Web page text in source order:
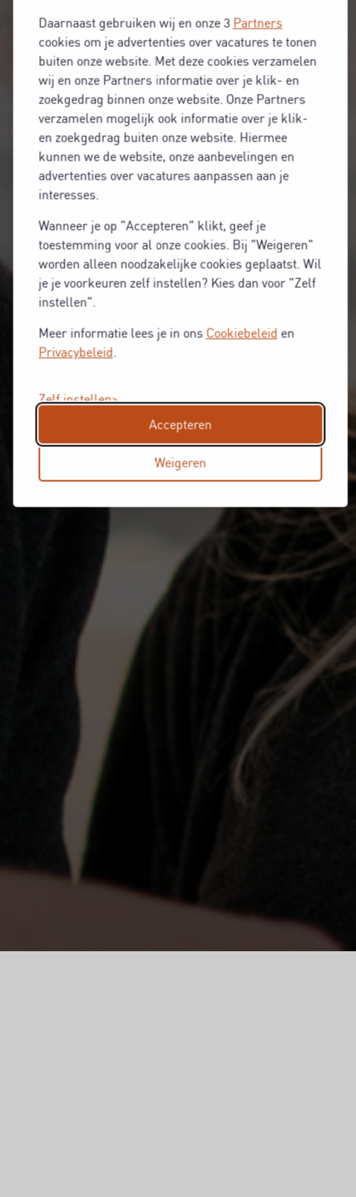
Daarnaast gebruiken wij en onze 3 Partners
cookies om je advertenties over vacatures te tonen
buiten onze website. Met deze cookies verzamelen
wij en onze Partners informatie over je klik- en
zoekgedrag binnen onze website. Onze Partners
verzamelen mogelijk ook informatie over je klik-
en zoekgedrag buiten onze website. Hiermee
kunnen we de website, onze aanbevelingen en
advertenties over vacatures aanpassen aan je
interesses.
Wanneer je op "Accepteren" klikt, geef je
toestemming voor al onze cookies. Bij "Weigeren"
worden alleen noodzakelijke cookies geplaatst. Wil
je je voorkeuren zelf instellen? Kies dan voor "Zelf
instellen".
Meer informatie lees je in ons Cookiebeleid en
Privacybeleid.
Zelf instellen
Weigeren
Accepteren